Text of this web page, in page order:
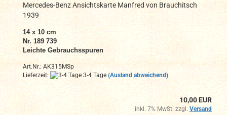
Mercedes-Benz Ansichtskarte Manfred von Brauchitsch
1939
14 x 10 cm
Nr. 189 739
Leichte Gebrauchsspuren
Art.Nr.: AK315MSp
Lieferzeit:
3-4 Tage (Ausland abweichend)
10,00 EUR
inkl. 7% MwSt. zzgl. Versand